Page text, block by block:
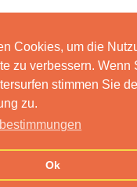
Cookies, um die
zu verbessern. Wenn
stimmen Sie
zu.
Ok
Features
us Imprint